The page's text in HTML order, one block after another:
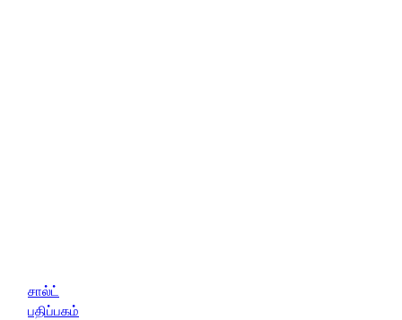
சால்ட்
பதிப்பகம்